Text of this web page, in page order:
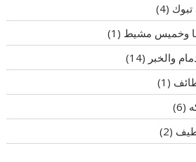
(4)
وخميس مشيط (1)
والخبر (14)
(1)
(6)
(2)